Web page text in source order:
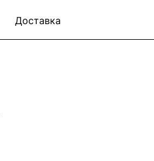
Доставка